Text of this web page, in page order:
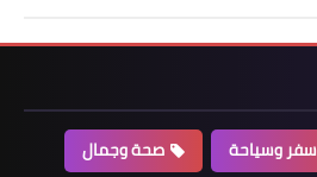
سفر وسياحة
صحة وجمال